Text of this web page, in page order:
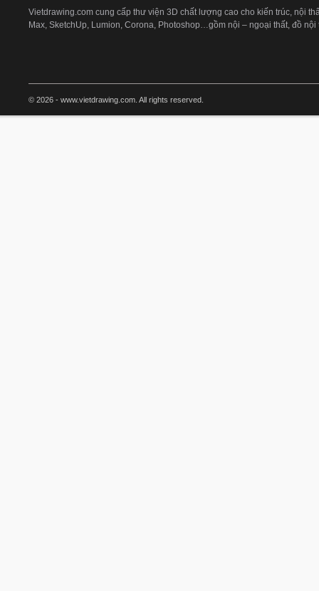
Vietdrawing.com cung cấp thư viện 3D chất lượng cao cho kiến trúc, nội
Max, SketchUp, Lumion, Corona, Photoshop…gồm nội – ngoại thất, đồ nội
© 2026 - www.vietdrawing.com. All rights reserved.